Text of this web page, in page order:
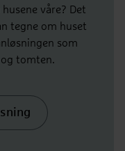
våre? Det
tegne om huset
som
og tomten.